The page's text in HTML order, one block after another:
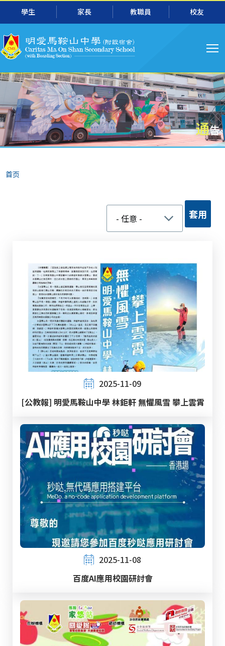
跳转到主要内容
學生 家長 教職員 校友
主
航
通告
面
包
首页
2025-11-09
[公教報] 明愛馬鞍山中學 林鉅軒 無懼風雪 攀上雲霄
2025-11-08
百度AI應用校園研討會